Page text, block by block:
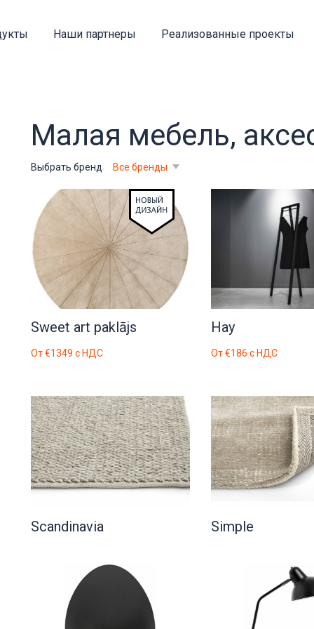
Наши партнеры Реализованные проекты
Малая мебель,
Выбрать бренд Все бренды
Sweet art paklājs
От€1349 с НДС
Hay
От€186 с НДС
Scandinavia Simple